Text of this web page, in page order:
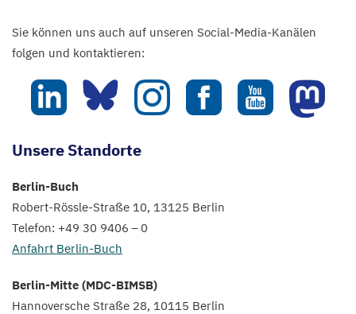
Sie können uns auch auf unseren Social-Media-Kanälen
folgen und kontaktieren:
Max-
Delbrück-
für
Medizin
on
LinkedIn
Max-
Delbrück-
für
on
Bluesky
Max-
Delbrück-
on
Max-
Delbrück-
on
Max-
Delbrück-
Max-
Unsere Standorte
Berlin-Buch
Robert-Rössle-Straße 10, 13125 Berlin
Telefon: +49 30 9406 – 0
Anfahrt Berlin-Buch
Berlin-Mitte (MDC-BIMSB)
Hannoversche Straße 28, 10115 Berlin